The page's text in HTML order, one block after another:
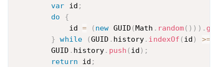
var id ;
do
{
            id
= ( new GUID ( Math . random( ) ) ) .
} while (GUID . history. indexOf ( id ) >=
        GUID
. history. push ( id ) ;
return id ;